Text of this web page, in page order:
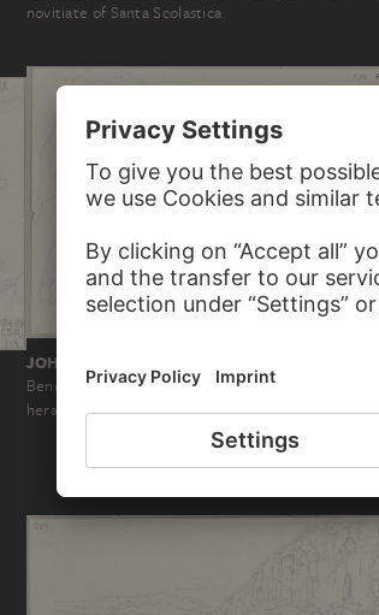
novitiate of Santa Scolastica
JOHANN ANTON RAMBOUX
Benedikt von Nursia zieht ein Eisen aus dem Wasser
heraus…